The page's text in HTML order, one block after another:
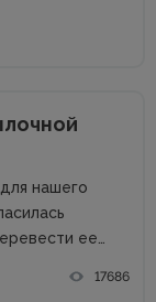
нашего
ее
17686